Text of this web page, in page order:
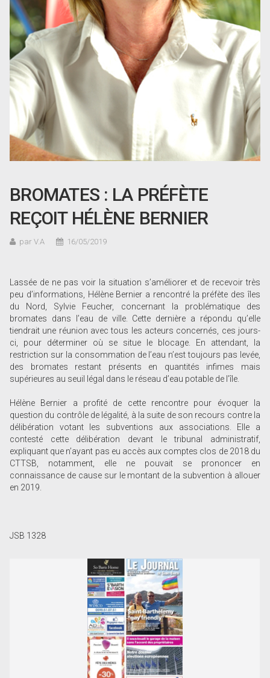
BROMATES : LA PRÉFÈTE
REÇOIT HÉLÈNE BERNIER
par V.A 16/05/2019
Lassée de ne pas voir la situation s’améliorer et de recevoir très
peu d’informations, Hélène Bernier a rencontré la préfète des îles
du Nord, Sylvie Feucher, concernant la problématique des
bromates dans l’eau de ville. Cette dernière a répondu qu’elle
tiendrait une réunion avec tous les acteurs concernés, ces jours-
ci, pour déterminer où se situe le blocage. En attendant, la
restriction sur la consommation de l’eau n’est toujours pas levée,
des bromates restant présents en quantités infimes mais
supérieures au seuil légal dans le réseau d’eau potable de l’île.
Hélène Bernier a profité de cette rencontre pour évoquer la
question du contrôle de légalité, à la suite de son recours contre la
délibération votant les subventions aux associations. Elle a
contesté cette délibération devant le tribunal administratif,
expliquant que n’ayant pas eu accès aux comptes clos de 2018 du
CTTSB, notamment, elle ne pouvait se prononcer en
connaissance de cause sur le montant de la subvention à allouer
en 2019.
JSB 1328